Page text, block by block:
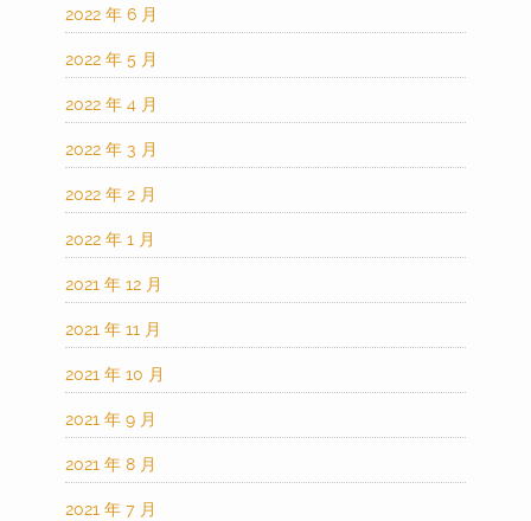
2022 年 6 月
2022 年 5 月
2022 年 4 月
2022 年 3 月
2022 年 2 月
2022 年 1 月
2021 年 12 月
2021 年 11 月
2021 年 10 月
2021 年 9 月
2021 年 8 月
2021 年 7 月